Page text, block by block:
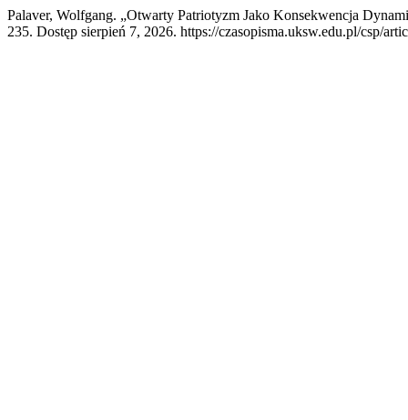
Palaver, Wolfgang. „Otwarty Patriotyzm Jako Konsekwencja
235. Dostęp sierpień 7, 2026. https://czasopisma.uksw.edu.pl/csp/